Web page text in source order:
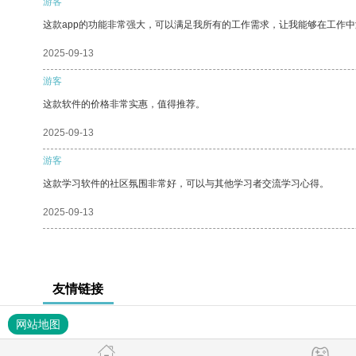
这款app的功能非常强大，可以满足我所有的工作需求，让我能够在工作中
2025-09-13
游客
这款软件的价格非常实惠，值得推荐。
2025-09-13
游客
这款学习软件的社区氛围非常好，可以与其他学习者交流学习心得。
2025-09-13
友情链接
网站地图